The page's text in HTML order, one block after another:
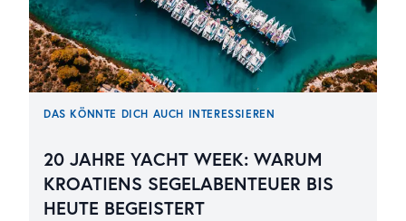
DAS KÖNNTE DICH AUCH INTERESSIEREN
20 JAHRE YACHT WEEK: WARUM
KROATIENS SEGELABENTEUER BIS
HEUTE BEGEISTERT